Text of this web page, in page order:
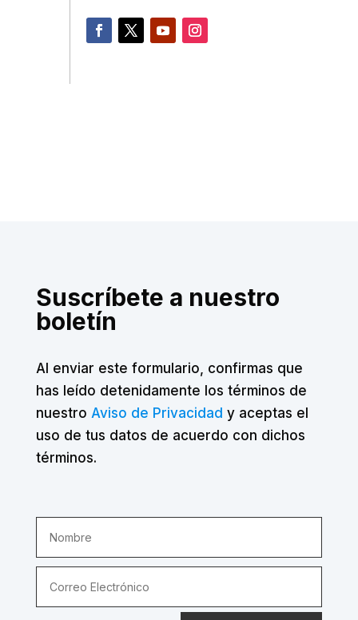
Suscríbete a nuestro
boletín
Al enviar este formulario, confirmas que
has leído detenidamente los términos de
nuestro Aviso de Privacidad y aceptas el
uso de tus datos de acuerdo con dichos
términos.